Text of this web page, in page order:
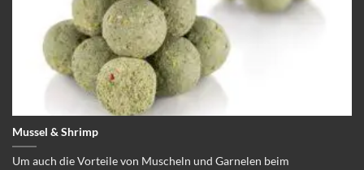
Mussel & Shrimp
Um auch die Vorteile von Muscheln und Garnelen beim